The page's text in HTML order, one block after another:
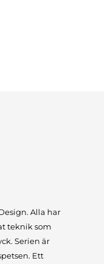
Alla har
teknik som
Serien är
Ett